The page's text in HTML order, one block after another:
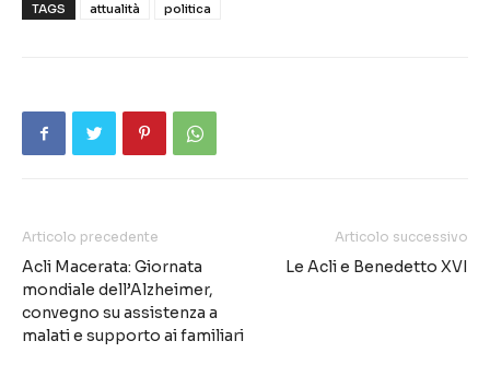
TAGS attualità politica
Articolo precedente
Acli Macerata: Giornata
mondiale dell’Alzheimer,
convegno su assistenza a
malati e supporto ai familiari
Articolo successivo
Le Acli e Benedetto XVI